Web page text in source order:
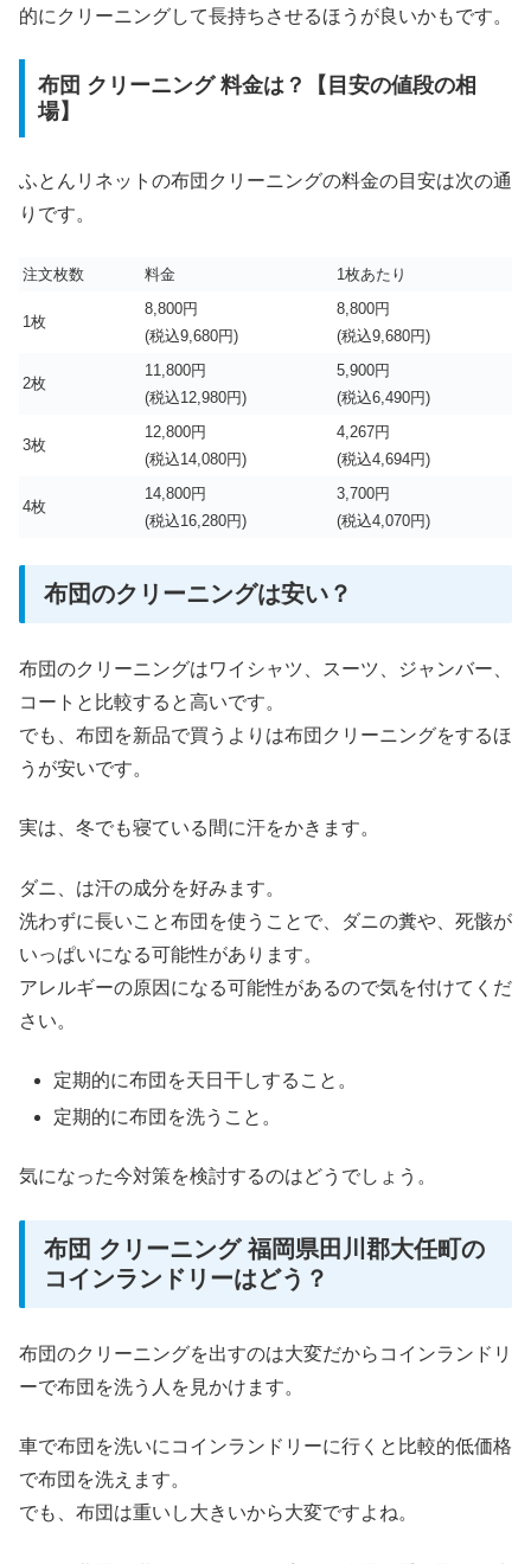
的にクリーニングして長持ちさせるほうが良いかもです。
布団 クリーニング 料金は？【目安の値段の相
場】
ふとんリネットの布団クリーニングの料金の目安は次の通
りです。
注文枚数 料金 1枚あたり
1枚
8,800円
(税込9,680円)
8,800円
(税込9,680円)
2枚
11,800円
(税込12,980円)
5,900円
(税込6,490円)
3枚
12,800円
(税込14,080円)
4,267円
(税込4,694円)
4枚
14,800円
(税込16,280円)
3,700円
(税込4,070円)
布団のクリーニングは安い？
布団のクリーニングはワイシャツ、スーツ、ジャンバー、
コートと比較すると高いです。
でも、布団を新品で買うよりは布団クリーニングをするほ
うが安いです。
実は、冬でも寝ている間に汗をかきます。
ダニ、は汗の成分を好みます。
洗わずに長いこと布団を使うことで、ダニの糞や、死骸が
いっぱいになる可能性があります。
アレルギーの原因になる可能性があるので気を付けてくだ
さい。
定期的に布団を天日干しすること。
定期的に布団を洗うこと。
気になった今対策を検討するのはどうでしょう。
布団 クリーニング 福岡県田川郡大任町の
コインランドリーはどう？
布団のクリーニングを出すのは大変だからコインランドリ
ーで布団を洗う人を見かけます。
車で布団を洗いにコインランドリーに行くと比較的低価格
で布団を洗えます。
でも、布団は重いし大きいから大変ですよね。